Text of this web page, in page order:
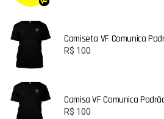
Camiseta VF Comunica
R$ 100
Camisa VF Comunica
R$ 100